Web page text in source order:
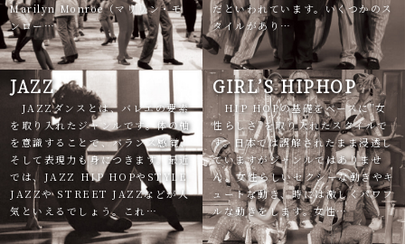
Marilyn Monroe（マリリン・モ
ンロー…
だといわれています。いくつかのス
タイルがあり…
JAZZ
JAZZダンスとは、バレエの要素
を取り入れたジャンルです。体の軸
を意識することで、バランス感覚、
そして表現力も身につきます。最近
では、JAZZ HIP HOPやSTYLE
JAZZや STREET JAZZなどが人
気といえるでしょう。これ…
GIRL’S HIPHOP
HIP HOPの基礎をベースに”女
性らしさ”を取り入れたスタイルで
す。日本では誤解されたまま浸透し
ていますがジャンルではありませ
ん。女性らしいセクシーな動きやキ
ュートな動き、時には激しくパワフ
ルな動きをします。女性…